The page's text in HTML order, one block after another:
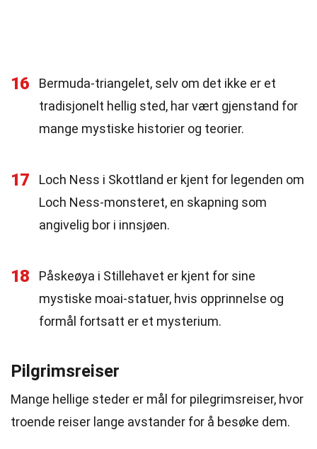
16
Bermuda-triangelet, selv om det ikke er et
tradisjonelt hellig sted, har vært gjenstand for
mange mystiske historier og teorier.
17
Loch Ness i Skottland er kjent for legenden om
Loch Ness-monsteret, en skapning som
angivelig bor i innsjøen.
18
Påskeøya i Stillehavet er kjent for sine
mystiske moai-statuer, hvis opprinnelse og
formål fortsatt er et mysterium.
Pilgrimsreiser
Mange hellige steder er mål for pilegrimsreiser, hvor
troende reiser lange avstander for å besøke dem.